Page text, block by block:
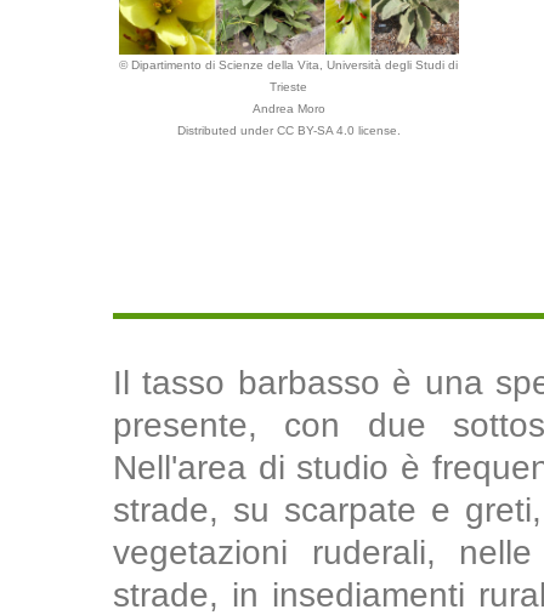
© Dipartimento di Scienze della Vita, Università degli Studi di
Trieste
Andrea Moro
Distributed under CC BY-SA 4.0 license.
Il tasso barbasso è una
presente, con due
Nell'area di studio è
strade, su scarpate e
vegetazioni ruderali,
strade, in insediamenti